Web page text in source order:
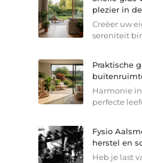
plezier in
Creëer uw
sereniteit
Praktische
Harmonie
perfecte
Fysio
herstel en
Heb je last